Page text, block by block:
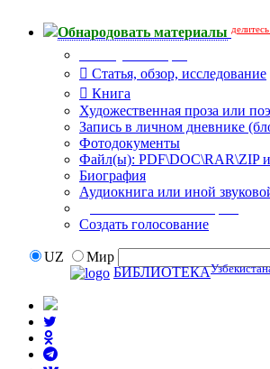
Обнародовать материалы
Статья, обзор, исследование
Книга
Художественная проза или
Запись в личном дневнике
Фотодокументы
Файл(ы): PDF\DOC\RAR\ZIP
Биография
Аудиокнига или иной
Создать голосование
UZ
Мир
БИБЛИОТЕКА